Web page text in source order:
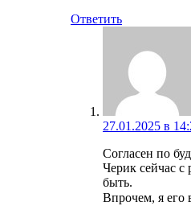
Ответить
27.01.2025 в
Согласен по
Черик сейчас
быть.
Впрочем, я его